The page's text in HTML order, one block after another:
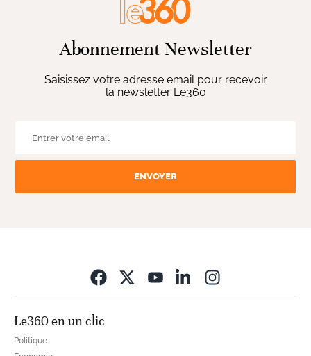
Abonnement Newsletter
Saisissez votre adresse email pour recevoir
la newsletter Le360
ENVOYER
Le360 en un clic
Politique